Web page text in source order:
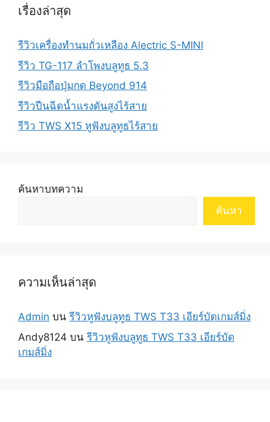
เรื่องล่าสุด
รีวิวเครื่องทำนมถั่วเหลือง Alectric S-MINI
รีวิว TG-117 ลำโพงบลูทูธ 5.3
รีวิวมือถือปุ่มกด Beyond 914
รีวิวปืนฉีดน้ำแรงดันสูงไร้สาย
รีวิว TWS X15 หูฟังบลูทูธไร้สาย
ค้นหาบทความ
ค้นหา
ความเห็นล่าสุด
Admin บนรีวิวหูฟังบลูทูธ TWS T33 เอียร์บัดเกมส์มิ่ง
Andy8124 บนรีวิวหูฟังบลูทูธ TWS T33 เอียร์บัด
เกมส์มิ่ง